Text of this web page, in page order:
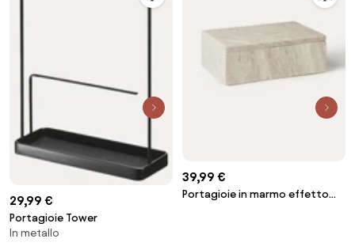
29,99 €
Portagioie Tower
In metallo
39,99 €
Portagioie in marmo effetto